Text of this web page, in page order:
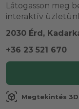
Látogasson meg
interaktív
2030 Érd,
+36 23 521 670
view_in_ar Megtekintés